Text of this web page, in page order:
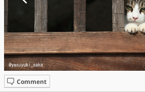
Comment